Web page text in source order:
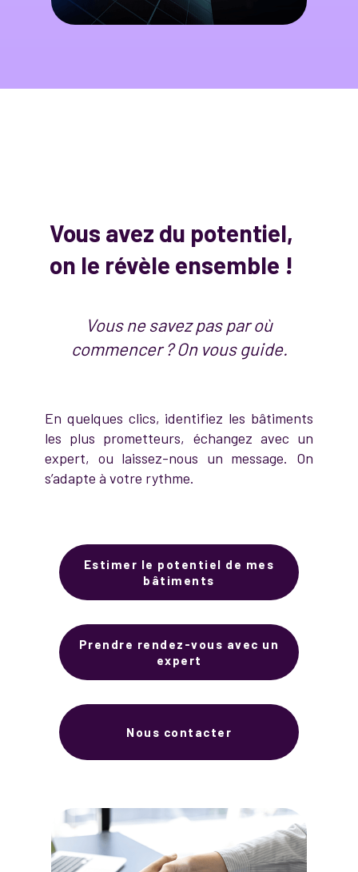
Vous avez du potentiel,
on le révèle ensemble !
Vous ne savez pas par où
commencer ? On vous guide.
En quelques clics, identifiez les bâtiments
les plus prometteurs, échangez avec un
expert, ou laissez-nous un message. On
s’adapte à votre rythme.
Estimer le potentiel de mes
bâtiments
Prendre rendez-vous avec un
expert
Nous contacter